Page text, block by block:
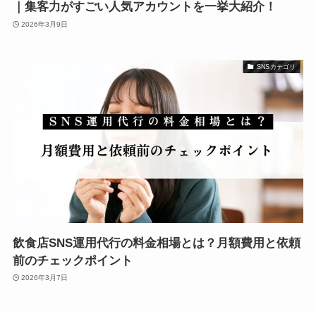
｜集客力がすごい人気アカウントを一挙大紹介！
2026年3月9日
SNSカテゴリ
飲食店SNS運用代行の料金相場とは？月額費用と依頼
前のチェックポイント
2026年3月7日